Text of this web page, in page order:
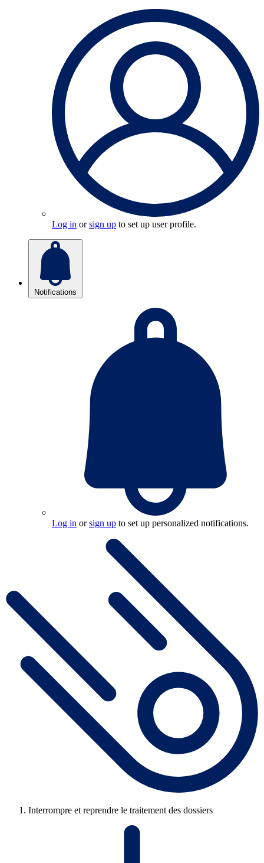
Log in orsign up to set up user profile.
Notifications
Log in orsign up to set up personalized notifications.
Interrompre et reprendre le traitement des dossiers